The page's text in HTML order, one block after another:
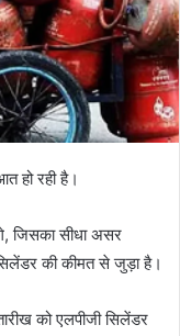
हो रही है।
जिसका सीधा असर
की कीमत से जुड़ा है।
को एलपीजी सिलेंडर